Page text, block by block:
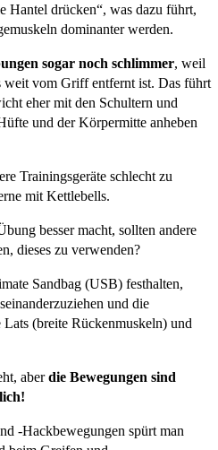
Hantel drücken“, was dazu führt,
dominanter werden.
sogar noch schlimmer, weil
weit vom Griff entfernt ist. Das führt
eher mit den Schultern und
und der Körpermitte anheben
Trainingsgeräte schlecht zu
mit Kettlebells.
besser macht, sollten andere
dieses zu verwenden?
Sandbag (USB) festhalten,
und die
(breite Rückenmuskeln) und
aberdie Bewegungen sind
-Hackbewegungen spürt man